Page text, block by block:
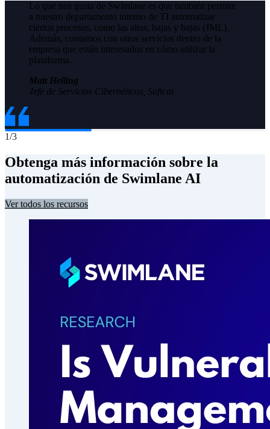
Lo que nos gusta de Swimlane es que también permite
a nuestro departamento interno de TI automatizar
ciertos procesos, como las altas, bajas y bajas (JML).
Además, contamos con otros servicios dentro de la
empresa que están interesados en cómo utilizar la
plataforma.
Matt Helling
Jefe de Servicios Cibernéticos, Softcat
1/3
Obtenga más información sobre la
automatización de Swimlane AI
Ver todos los recursos